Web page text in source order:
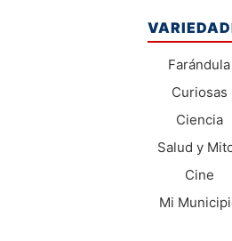
Farándula
Curiosas
Ciencia
Salud y
Cine
Mi